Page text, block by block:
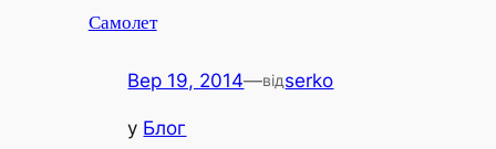
Самолет
Вер 19, 2014—відserko
у Блог